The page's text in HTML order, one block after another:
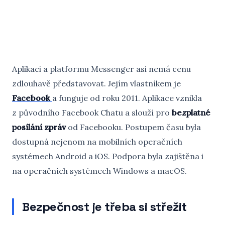
Aplikaci a platformu Messenger asi nemá cenu
zdlouhavě představovat. Jejím vlastníkem je
Facebook a funguje od roku 2011. Aplikace vznikla
z původního Facebook Chatu a slouží pro bezplatné
posílání zprávod Facebooku. Postupem času byla
dostupná nejenom na mobilních operačních
systémech Android a iOS. Podpora byla zajištěna i
na operačních systémech Windows a macOS.
Bezpečnost je třeba si střežit